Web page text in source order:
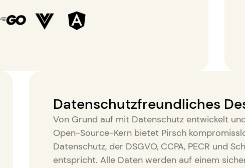
Datenschutzfreundliches
Von Grund auf mit Datenschutz entwickelt
Open-Source-Kern bietet Pirsch
Datenschutz, der DSGVO, CCPA, PECR und
entspricht. Alle Daten werden auf einem